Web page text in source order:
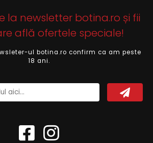
la newsletter botina.ro și fii
află ofertele speciale!
ul botina.ro confirm ca am peste
18 ani.